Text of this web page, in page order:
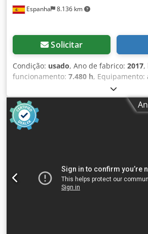
Espanha 8.136 km
Solicitar
Condição: usado, Ano de fabrico: 2017,
funcionamento: 7.480 h, Equipamento:
Ano de fabrico: 2017 Peso em vazio:
(C x L x A): 810 x 292 x 348 cm Dcedpfx
Outras opções e acessórios = -
centralizado